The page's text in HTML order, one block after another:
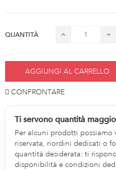
QUANTITÀ
AGGIUNGI AL CARRELLO
CONFRONTARE
Ti servono quantità
Per alcuni prodotti possiamo
riservata, riordini dedicati o
quantità desiderata: ti
disponibilità e condizioni